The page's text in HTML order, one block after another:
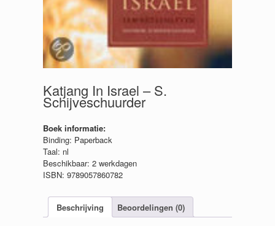
Katjang In Israel – S.
Schijveschuurder
Boek informatie:
Binding: Paperback
Taal: nl
Beschikbaar: 2 werkdagen
ISBN: 9789057860782
Beschrijving Beoordelingen (0)